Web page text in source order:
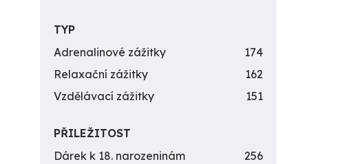
TYP
Adrenalinové zážitky
174
Relaxační zážitky
162
Vzdělávací zážitky
151
PŘILEŽITOST
Dárek k 18. narozeninám
256